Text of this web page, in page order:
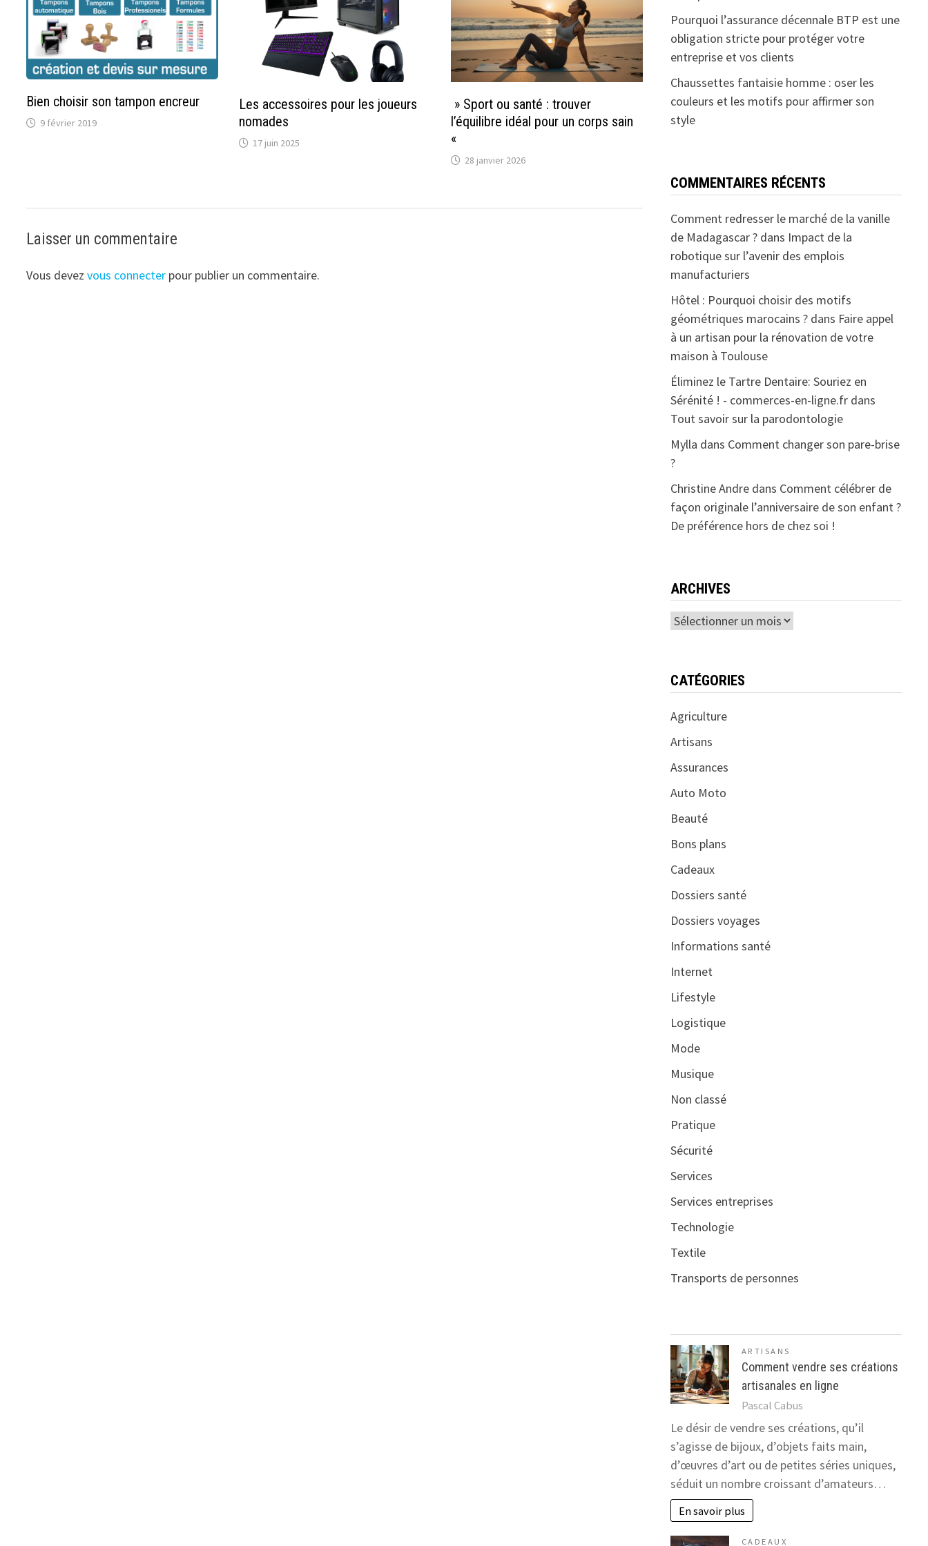
Bien choisir son tampon encreur
9 février 2019
Les accessoires pour les joueurs
nomades
17 juin 2025
» Sport ou santé : trouver
l’équilibre idéal pour un corps sain
«
28 janvier 2026
Laisser un commentaire
Vous devezvous connecter pour publier un commentaire.
Pourquoi l’assurance décennale BTP est une
obligation stricte pour protéger votre
entreprise et vos clients
Chaussettes fantaisie homme : oser les
couleurs et les motifs pour affirmer son
style
COMMENTAIRES RÉCENTS
Comment redresser le marché de la vanille
de Madagascar ?dans Impact de la
robotique sur l’avenir des emplois
manufacturiers
Hôtel : Pourquoi choisir des motifs
géométriques marocains ?dans Faire appel
à un artisan pour la rénovation de votre
maison à Toulouse
Éliminez le Tartre Dentaire: Souriez en
Sérénité ! - commerces-en-ligne.frdans
Tout savoir sur la parodontologie
Mylla dans Comment changer son pare-brise
?
Christine Andredans Comment célébrer de
façon originale l’anniversaire de son enfant ?
De préférence hors de chez soi !
ARCHIVES
Archives
CATÉGORIES
Agriculture
Artisans
Assurances
Auto Moto
Beauté
Bons plans
Cadeaux
Dossiers santé
Dossiers voyages
Informations santé
Internet
Lifestyle
Logistique
Mode
Musique
Non classé
Pratique
Sécurité
Services
Services entreprises
Technologie
Textile
Transports de personnes
ARTISANS
Comment vendre ses créations
artisanales en ligne
Pascal Cabus
Le désir de vendre ses créations, qu’il
s’agisse de bijoux, d’objets faits main,
d’œuvres d’art ou de petites séries uniques,
séduit un nombre croissant d’amateurs…
En savoir plus
CADEAUX